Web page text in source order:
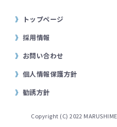
トップページ
採用情報
お問い合わせ
個人情報保護方針
勧誘方針
Copyright (C) 2022